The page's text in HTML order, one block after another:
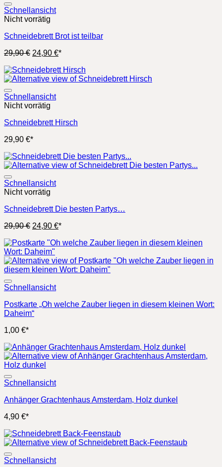
Schnellansicht
Nicht vorrätig
Schneidebrett Brot ist teilbar
29,90€ Ursprünglicher
war:
29,90 €
24,90 €Aktueller
ist:
24,90 €.
*
Schnellansicht
Nicht vorrätig
Schneidebrett Hirsch
29,90 €*
Schnellansicht
Nicht vorrätig
Schneidebrett Die besten Partys…
29,90€ Ursprünglicher
war:
29,90 €
24,90 €Aktueller
ist:
*
Schnellansicht
Postkarte „Oh welche Zauber liegen in diesem kleinen Wort:
Daheim“
1,00 €*
Schnellansicht
Anhänger Grachtenhaus Amsterdam, Holz dunkel
4,90 €*
Schnellansicht